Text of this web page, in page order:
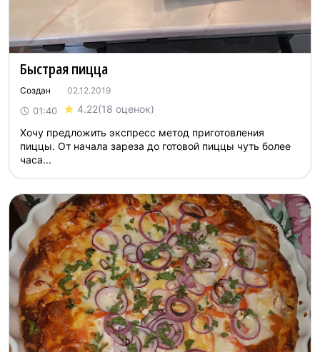
Быстрая пицца
Создан 02.12.2019
01:40 4.22(18 оценок)
Хочу предложить экспресс метод приготовления
пиццы. От начала зареза до готовой пиццы чуть более
часа...